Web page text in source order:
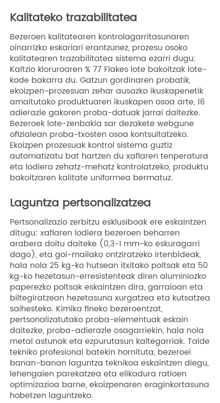
Kalitateko trazabilitatea
Bezeroen kalitatearen kontrolagarritasunaren
oinarrizko eskariari erantzunez, prozesu osoko
kalitatearen trazabilitatea sistema ezarri dugu:
Kaltzio kloruroaren % 77 Flakes lote bakoitzak lote-
kode bakarra du. Gatzun gordinaren probatik,
ekoizpen-prozesuan zehar ausazko ikuskapenetik
amaitutako produktuaren ikuskapen osoa arte, 16
adierazle gakoren proba-datuak jarrai daitezke.
Bezeroek lote-zenbakia sar dezakete webgune
ofizialean proba-txosten osoa kontsultatzeko.
Ekoizpen prozesuak kontrol sistema guztiz
automatizatu bat hartzen du xaflaren tenperatura
eta lodiera zehatz-mehatz kontrolatzeko, produktu
bakoitzaren kalitate uniformea ​​bermatuz.
Laguntza pertsonalizatzea
Pertsonalizazio zerbitzu esklusiboak ere eskaintzen
ditugu: xaflaren lodiera bezeroen beharren
arabera doitu daiteke (0,3-1 mm-ko eskuragarri
dago), eta goi-mailako ontziratzeko irtenbideak,
hala nola 25 kg-ko hutsean itxitako poltsak eta 50
kg-ko hezetasun-erresistenteak diren aluminiozko
paperezko poltsak eskaintzen dira, garraioan eta
biltegiratzean hezetasuna xurgatzea eta kutsatzea
saihesteko. Kimika fineko bezeroentzat,
pertsonalizatutako proba-elementuak eskain
daitezke, proba-adierazle osagarriekin, hala nola
metal astunak eta ezpurutasun kaltegarriak. Talde
tekniko profesional batekin hornituta, bezeroei
banan-banan laguntza teknikoa eskaintzen diegu,
lehengaien parekatzea eta elikadura ratioen
optimizazioa barne, ekoizpenaren eraginkortasuna
hobetzen laguntzeko.